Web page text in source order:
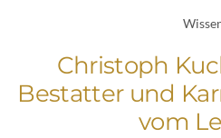
Christoph
Bestatter und
vom